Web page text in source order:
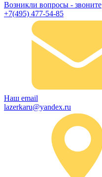
Возникли вопросы - звоните
+7(495) 477-54-85
Наш email
lazerkaru@yandex.ru